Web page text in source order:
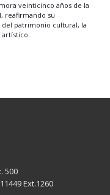
veinticinco años de la
reafirmando su
patrimonio cultural, la
500
Ext.1260